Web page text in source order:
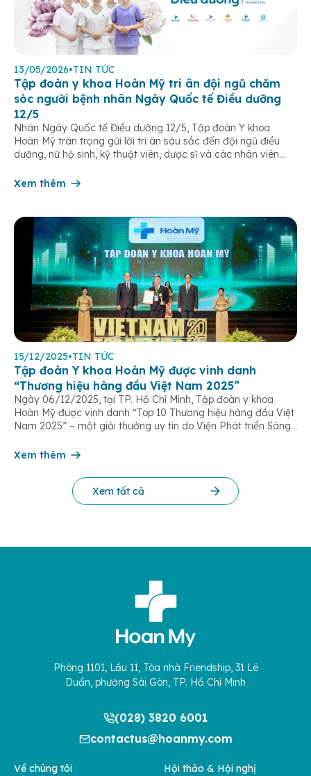
13/05/2026•TIN TỨC
Tập đoàn y khoa Hoàn Mỹ tri ân đội ngũ chăm
sóc người bệnh nhân Ngày Quốc tế Điều dưỡng
12/5
Nhân Ngày Quốc tế Điều dưỡng 12/5, Tập đoàn Y khoa
Hoàn Mỹ trân trọng gửi lời tri ân sâu sắc đến đội ngũ điều
dưỡng, nữ hộ sinh, kỹ thuật viên, dược sĩ và các nhân viên
âm thầm đồng hành trên […]
Xem thêm
15/12/2025•TIN TỨC
Tập đoàn Y khoa Hoàn Mỹ được vinh danh
“Thương hiệu hàng đầu Việt Nam 2025”
Ngày 06/12/2025, tại TP. Hồ Chí Minh, Tập đoàn y khoa
Hoàn Mỹ được vinh danh “Top 10 Thương hiệu hàng đầu Việt
Nam 2025” – một giải thưởng uy tín do Viện Phát triển Sáng
cứu Phát triển Doanh nghiệp Châu Á […]
Xem thêm
Xem tất cả
Phòng 1101, Lầu 11, Tòa nhà Friendship, 31 Lê
Duẩn, phường Sài Gòn, TP. Hồ Chí Minh
(028) 3820 6001
contactus@hoanmy.com
Về chúng tôi Hội thảo & Hội nghị